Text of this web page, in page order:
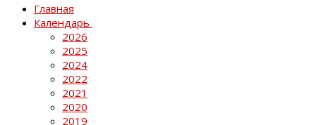
Главная
Календарь
2026
2025
2024
2022
2021
2020
2019